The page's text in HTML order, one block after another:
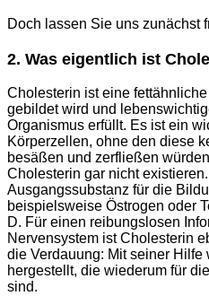
Doch lassen Sie uns zunächst
2. Was eigentlich ist
Cholesterin ist eine
gebildet wird und
Organismus erfüllt. Es ist ein
Körperzellen, ohne den diese
besäßen und zerfließen
Cholesterin gar nicht
Ausgangssubstanz für die
beispielsweise Östrogen oder
D. Für einen reibungslosen
Nervensystem ist Cholesterin
die Verdauung: Mit seiner Hilfe
hergestellt, die wiederum für
sind.